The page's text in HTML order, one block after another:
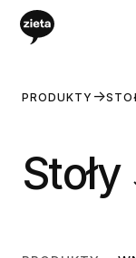
PRODUKTY
Stoły